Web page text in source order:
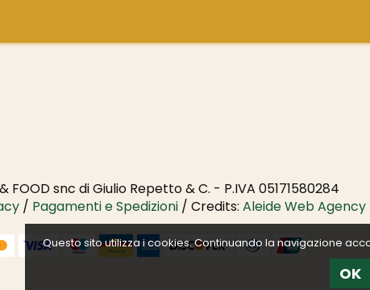
& FOOD snc di Giulio Repetto & C. - P.IVA 05171580284
/ Pagamenti e Spedizioni / Credits: Aleide Web Agency
Questo sito utilizza i cookies. Continuando la navigazione
OK